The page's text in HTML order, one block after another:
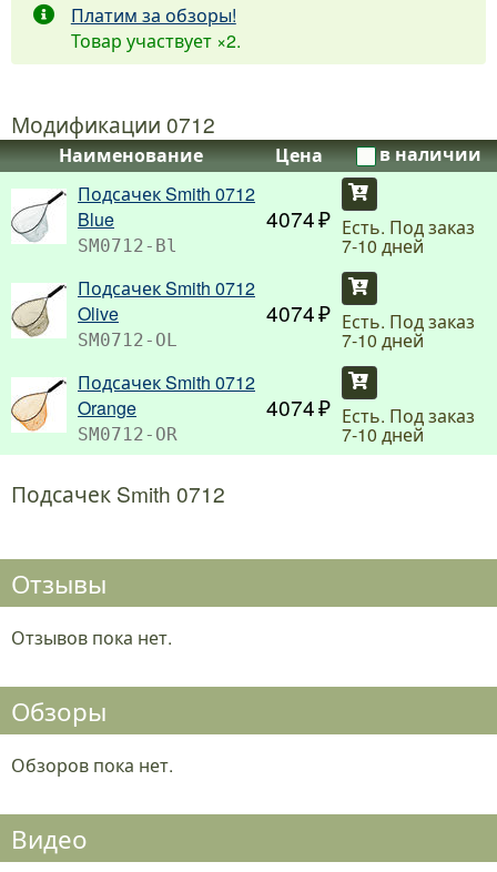
Платим за обзоры!
Товар участвует ×2.
Модификации 0712
Наименование Цена
в наличии
Подсачек Smith 0712
Blue
SM0712-Bl
4074 Есть. Под заказ
7-10 дней
Подсачек Smith 0712
Olive
SM0712-OL
4074 Есть. Под заказ
7-10 дней
Подсачек Smith 0712
Orange
SM0712-OR
4074 Есть. Под заказ
7-10 дней
Подсачек Smith 0712
Отзывы
Отзывов пока нет.
Обзоры
Обзоров пока нет.
Видео